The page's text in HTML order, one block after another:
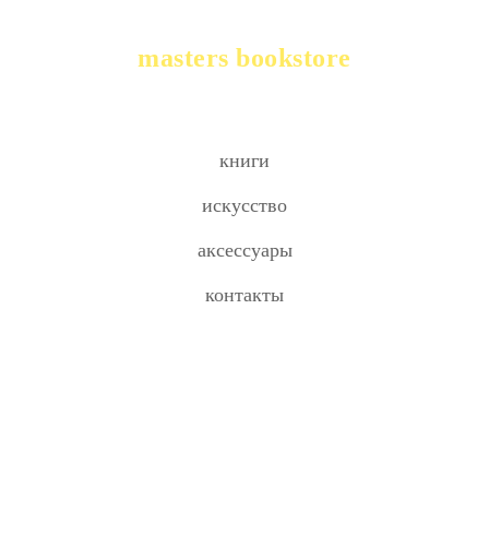
masters bookstore
книги
искусство
аксессуары
контакты